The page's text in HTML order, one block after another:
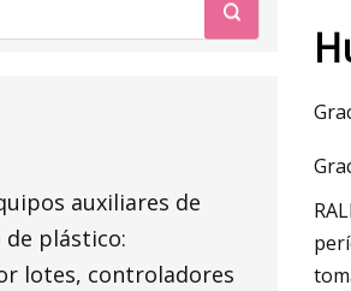
auxiliares de
plástico:
lotes, controladores
Mar 13,
NJM